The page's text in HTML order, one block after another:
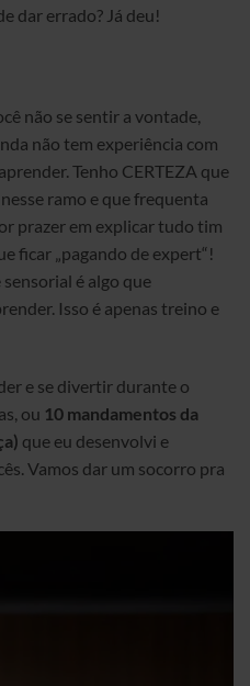
dar errado? Já deu!
não se sentir a vontade,
não tem experiência com
Tenho CERTEZA que
ramo e que frequenta
prazer em explicar tudo tim
ficar „pagando de expert“!
é algo que
Isso é apenas treino e
e se divertir durante o
ou 10 mandamentos da
que eu desenvolvi e
Vamos dar um socorro pra